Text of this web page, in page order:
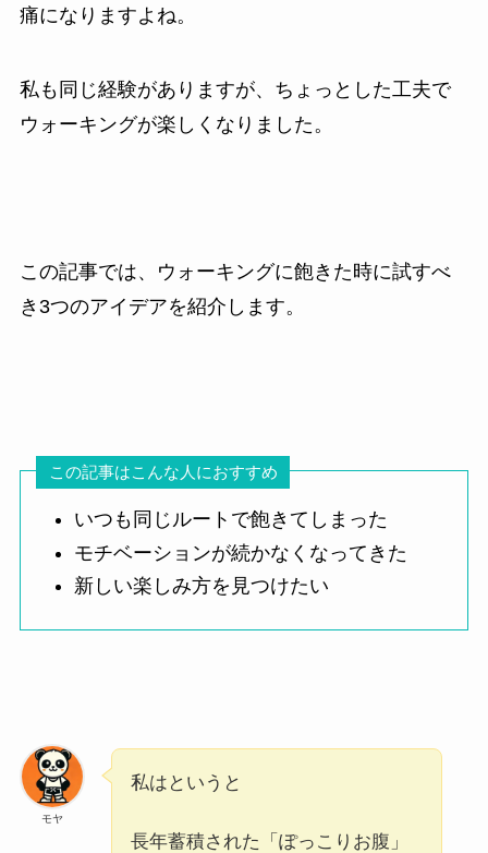
痛になりますよね。
私も同じ経験がありますが、ちょっとした工夫で
ウォーキングが楽しくなりました。
この記事では、ウォーキングに飽きた時に試すべ
き3つのアイデアを紹介します。
この記事はこんな人におすすめ
いつも同じルートで飽きてしまった
モチベーションが続かなくなってきた
新しい楽しみ方を見つけたい
モヤ
私はというと
長年蓄積された「ぽっこりお腹」